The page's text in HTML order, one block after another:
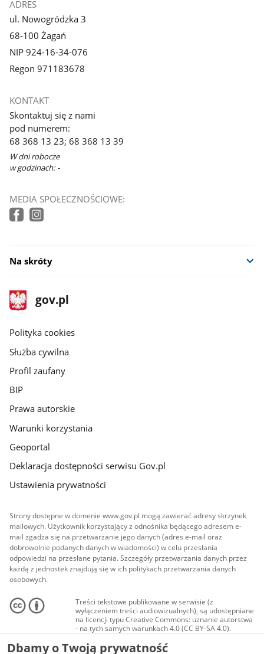
ADRES
ul. Nowogródzka 3
68-100 Żagań
NIP 924-16-34-076
Regon 971183678
KONTAKT
Skontaktuj się z nami
pod numerem:
68 368 13 23; 68 368 13 39
W dni robocze
w godzinach: -
MEDIA SPOŁECZNOŚCIOWE:
Na skróty
stopka
gov.pl
Strona
gov.pl
gov.pl
Polityka cookies
Służba cywilna
Profil zaufany
BIP
Prawa autorskie
Warunki korzystania
Geoportal
Deklaracja dostępności serwisu Gov.pl
Ustawienia prywatności
Strony dostępne w domenie www.gov.pl mogą zawierać adresy skrzynek
mailowych. Użytkownik korzystający z odnośnika będącego adresem e-
mail zgadza się na przetwarzanie jego danych (adres e-mail oraz
dobrowolnie podanych danych w wiadomości) w celu przesłania
odpowiedzi na przesłane pytania. Szczegóły przetwarzania danych przez
każdą z jednostek znajdują się w ich politykach przetwarzania danych
osobowych.
Treści tekstowe publikowane w serwisie (z
wyłączeniem treści audiowizualnych), są udostępniane
na licencji typu Creative Commons: uznanie autorstwa
- na tych samych warunkach 4.0 (CC BY-SA 4.0).
Materiały audiowizualne, w tym zdjęcia, materiały
audio i wideo, są udostępniane na licencji typu
Dbamy o Twoją prywatność